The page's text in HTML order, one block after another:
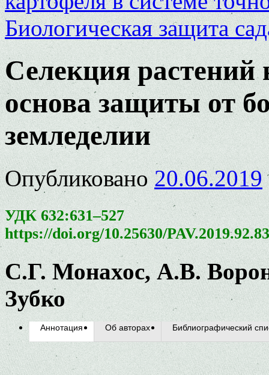
Биологическая защита
Селекция растений
основа защиты от
земледелии
Опубликовано 20.06.2019
УДК 632:631–527
https://doi.org/10.25630/
С.Г. Монахос, А.В.
Зубко
Аннотация Об авторах Библиографический